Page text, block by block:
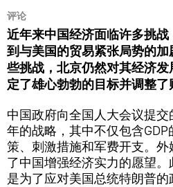
评论
近年来中国经济面临许多挑
到与美国的贸易紧张局势的
些挑战，北京仍然对其经济
定了雄心勃勃的目标并调整了
中国政府向全国人大会议提
年的战略，其中不仅包含
策、刺激措施和军费开支。
了中国增强经济实力的愿望
是为了应对美国总统特朗普的